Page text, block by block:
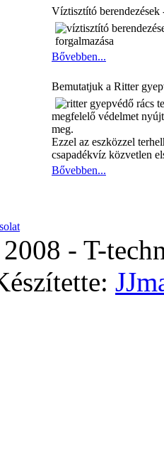
Víztisztító berendezések
Bővebben...
Bemutatjuk a Ritter
megfelelő védelmet
meg.
Ezzel az eszközzel
csapadékvíz közvetlen
Bővebben...
- T-